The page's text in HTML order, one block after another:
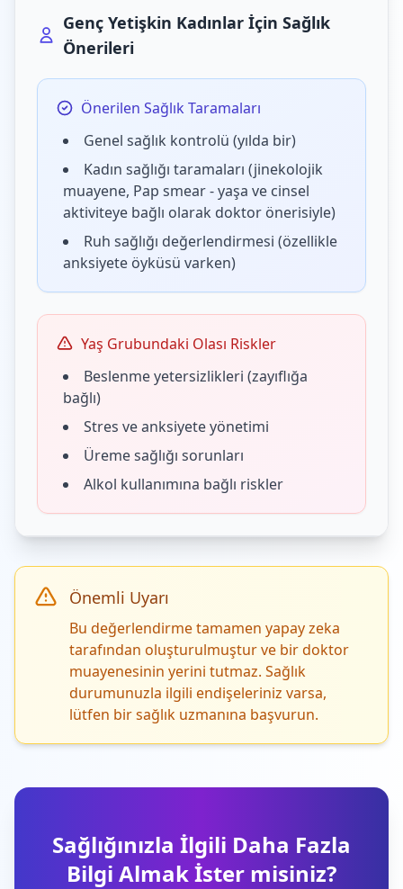
Genç Yetişkin Kadınlar İçin Sağlık
Önerileri
Önerilen Sağlık Taramaları
Genel sağlık kontrolü (yılda bir)
Kadın sağlığı taramaları (jinekolojik
muayene, Pap smear - yaşa ve cinsel
aktiviteye bağlı olarak doktor önerisiyle)
Ruh sağlığı değerlendirmesi (özellikle
anksiyete öyküsü varken)
Yaş Grubundaki Olası Riskler
Beslenme yetersizlikleri (zayıflığa
bağlı)
Stres ve anksiyete yönetimi
Üreme sağlığı sorunları
Alkol kullanımına bağlı riskler
Önemli Uyarı
Bu değerlendirme tamamen yapay zeka
tarafından oluşturulmuştur ve bir doktor
muayenesinin yerini tutmaz. Sağlık
durumunuzla ilgili endişeleriniz varsa,
lütfen bir sağlık uzmanına başvurun.
Sağlığınızla İlgili Daha Fazla
Bilgi Almak İster misiniz?